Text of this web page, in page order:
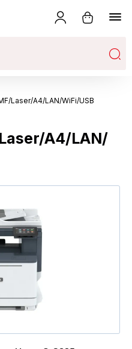
Laser/A4/LAN/WiFi/USB
A4/LAN/